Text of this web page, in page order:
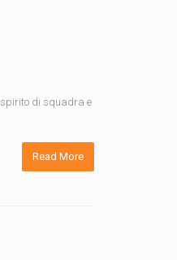
spirito di squadra e
Read More